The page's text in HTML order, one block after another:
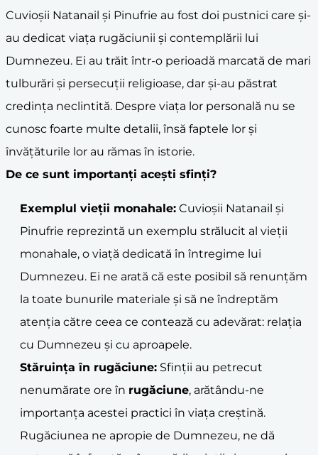
Cuvioșii Natanail și Pinufrie au fost doi pustnici care și-
au dedicat viața rugăciunii și contemplării lui
Dumnezeu. Ei au trăit într-o perioadă marcată de mari
tulburări și persecuții religioase, dar și-au păstrat
credința neclintită. Despre viața lor personală nu se
cunosc foarte multe detalii, însă faptele lor și
învățăturile lor au rămas în istorie.
De ce sunt importanți acești sfinți?
Exemplul vieții monahale: Cuvioșii Natanail și
Pinufrie reprezintă un exemplu strălucit al vieții
monahale, o viață dedicată în întregime lui
Dumnezeu. Ei ne arată că este posibil să renunțăm
la toate bunurile materiale și să ne îndreptăm
atenția către ceea ce contează cu adevărat: relația
cu Dumnezeu și cu aproapele.
Stăruința în rugăciune: Sfinții au petrecut
nenumărate ore în rugăciune, arătându-ne
importanța acestei practici în viața creștină.
Rugăciunea ne apropie de Dumnezeu, ne dă